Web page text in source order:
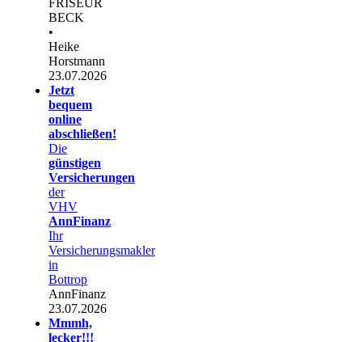
BECK
•
Heike
Horstmann
23.07.2026
Jetzt
bequem
online
abschließen!
Die
günstigen
Versicherungen
der
VHV
AnnFinanz
Ihr
Versicherungsmakler
in
Bottrop
AnnFinanz
23.07.2026
Mmmh,
lecker!!!